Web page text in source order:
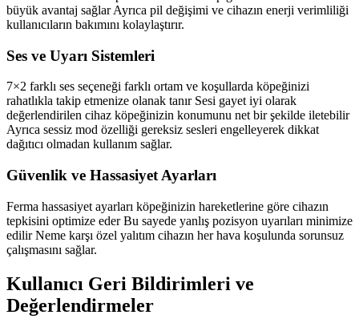
büyük avantaj sağlar Ayrıca pil değişimi ve cihazın enerji verimliliği
kullanıcıların bakımını kolaylaştırır.
Ses ve Uyarı Sistemleri
7×2 farklı ses seçeneği farklı ortam ve koşullarda köpeğinizi
rahatlıkla takip etmenize olanak tanır Sesi gayet iyi olarak
değerlendirilen cihaz köpeğinizin konumunu net bir şekilde iletebilir
Ayrıca sessiz mod özelliği gereksiz sesleri engelleyerek dikkat
dağıtıcı olmadan kullanım sağlar.
Güvenlik ve Hassasiyet Ayarları
Ferma hassasiyet ayarları köpeğinizin hareketlerine göre cihazın
tepkisini optimize eder Bu sayede yanlış pozisyon uyarıları minimize
edilir Neme karşı özel yalıtım cihazın her hava koşulunda sorunsuz
çalışmasını sağlar.
Kullanıcı Geri Bildirimleri ve
Değerlendirmeler